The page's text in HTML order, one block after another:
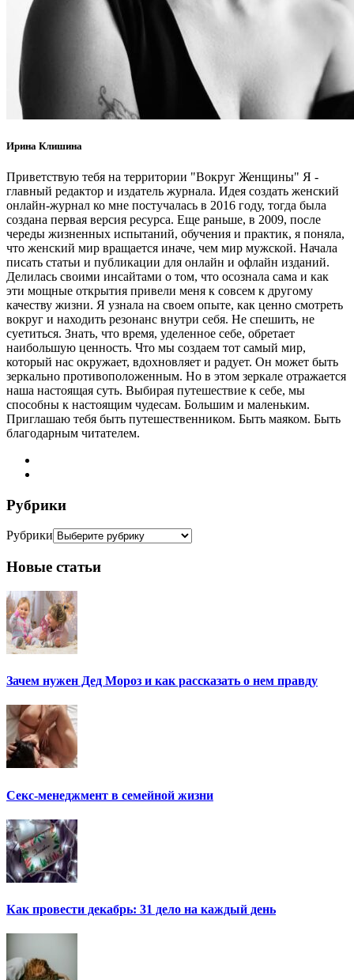
Ирина Клишина
Приветствую тебя на территории "Вокруг Женщины" Я -
главный редактор и издатель журнала. Идея создать женский
онлайн-журнал ко мне постучалась в 2016 году, тогда была
создана первая версия ресурса. Еще раньше, в 2009, после
череды жизненных испытаний, обучения и практик, я поняла,
что женский мир вращается иначе, чем мир мужской. Начала
писать статьи и публикации для онлайн и офлайн изданий.
Делилась своими инсайтами о том, что осознала сама и как
эти мощные открытия привели меня к совсем к другому
качеству жизни. Я узнала на своем опыте, как ценно смотреть
вокруг и находить резонанс внутри себя. Не спешить, не
суетиться. Знать, что время, уделенное себе, обретает
наибольшую ценность. Что мы создаем тот самый мир,
который нас окружает, вдохновляет и радует. Он может быть
зеркально противоположенным. Но в этом зеркале отражается
наша настоящая суть. Выбирая путешествие к себе, мы
способны к настоящим чудесам. Большим и маленьким.
Приглашаю тебя быть путешественником. Быть маяком. Быть
благодарным читателем.
Рубрики
Рубрики
Новые статьи
Зачем нужен Дед Мороз и как рассказать о нем правду
Секс-менеджмент в семейной жизни
Как провести декабрь: 31 дело на каждый день